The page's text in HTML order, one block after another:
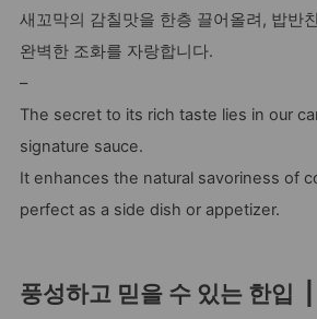
새꼬막의 감칠맛을 한층 끌어올려, 밥반
완벽한 조화를 자랑합니다.
–
The secret to its rich taste lies in our
signature sauce.
It enhances the natural savoriness of
perfect as a side dish or appetizer.
풍성하고 믿을 수 있는 한입